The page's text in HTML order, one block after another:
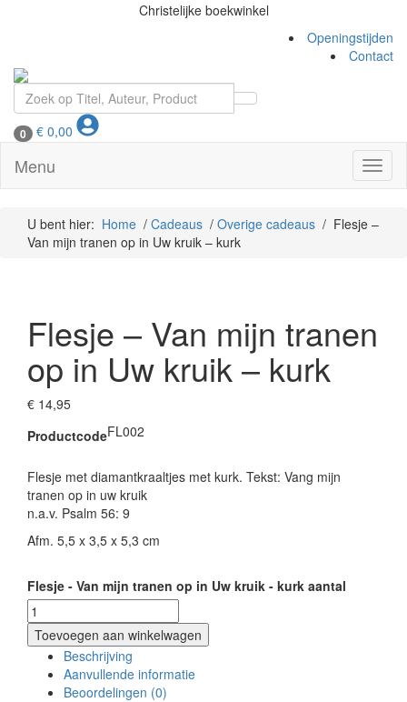
Christelijke boekwinkel
Openingstijden
Contact
0 € 0,00
Menu
U bent hier: Home / Cadeaus / Overige cadeaus / Flesje –
Van mijn tranen op in Uw kruik – kurk
Flesje – Van mijn tranen
op in Uw kruik – kurk
€ 14,95
ProductcodeFL002
Flesje met diamantkraaltjes met kurk. Tekst: Vang mijn
tranen op in uw kruik
n.a.v. Psalm 56: 9
Afm. 5,5 x 3,5 x 5,3 cm
Flesje - Van mijn tranen op in Uw kruik - kurk aantal
Toevoegen aan winkelwagen
Beschrijving
Aanvullende informatie
Beoordelingen (0)